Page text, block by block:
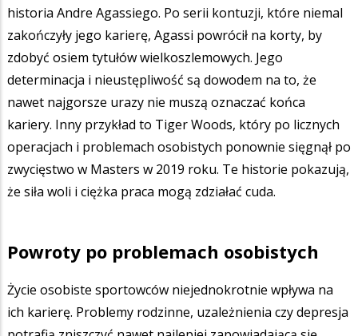
historia Andre Agassiego. Po serii kontuzji, które niemal
zakończyły jego karierę, Agassi powrócił na korty, by
zdobyć osiem tytułów wielkoszlemowych. Jego
determinacja i nieustępliwość są dowodem na to, że
nawet najgorsze urazy nie muszą oznaczać końca
kariery. Inny przykład to Tiger Woods, który po licznych
operacjach i problemach osobistych ponownie sięgnął po
zwycięstwo w Masters w 2019 roku. Te historie pokazują,
że siła woli i ciężka praca mogą zdziałać cuda.
Powroty po problemach osobistych
Życie osobiste sportowców niejednokrotnie wpływa na
ich karierę. Problemy rodzinne, uzależnienia czy depresja